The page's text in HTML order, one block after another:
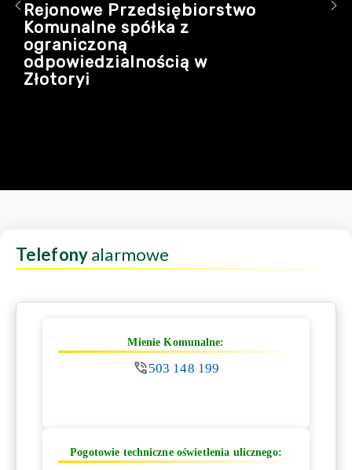
Rejonowe Przedsiębiorstwo
Komunalne spółka z
ograniczoną
odpowiedzialnością w
Złotoryi
Telefonyalarmowe
Mienie Komunalne:
503 148 199
Pogotowie techniczne oświetlenia ulicznego: